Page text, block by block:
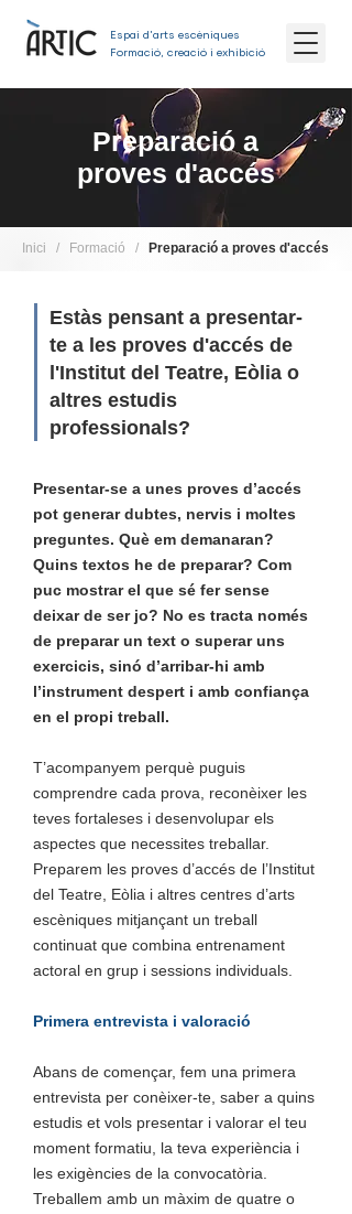
Espai d'arts escèniques
Formació, creació i exhibició
Preparació a
proves d'accés
Inici / Formació / Preparació a proves d'accés
Estàs pensant a presentar-
te a les proves d'accés de
l'Institut del Teatre, Eòlia o
altres estudis
professionals?
Presentar-se a unes proves d’accés
pot generar dubtes, nervis i moltes
preguntes. Què em demanaran?
Quins textos he de preparar? Com
puc mostrar el que sé fer sense
deixar de ser jo? No es tracta només
de preparar un text o superar uns
exercicis, sinó d’arribar-hi amb
l’instrument despert i amb confiança
en el propi treball.
T’acompanyem perquè puguis
comprendre cada prova, reconèixer les
teves fortaleses i desenvolupar els
aspectes que necessites treballar.
Preparem les proves d’accés de l’Institut
del Teatre, Eòlia i altres centres d’arts
escèniques mitjançant un treball
continuat que combina entrenament
actoral en grup i sessions individuals.
Primera entrevista i valoració
Abans de començar, fem una primera
entrevista per conèixer-te, saber a quins
estudis et vols presentar i valorar el teu
moment formatiu, la teva experiència i
les exigències de la convocatòria.
Treballem amb un màxim de quatre o